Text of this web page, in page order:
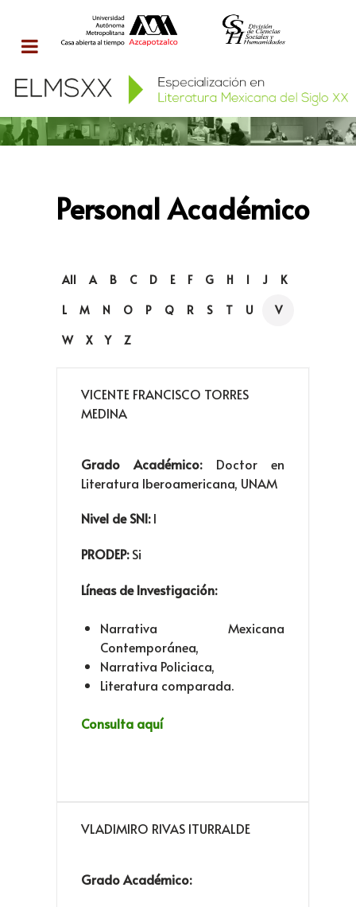
Personal Académico
All A B C D E F G H I J
K
L
M N O P Q R S T U
V
W
X Y Z
VICENTE FRANCISCO TORRES
MEDINA
Grado Académico:Doctor en
Literatura Iberoamericana, UNAM
Nivel de SNI:I
PRODEP:Si
Líneas de Investigación:
Narrativa Mexicana
Contemporánea,
Narrativa Policiaca,
Literatura comparada.
Consulta aquí
VLADIMIRO RIVAS ITURRALDE
Grado Académico: